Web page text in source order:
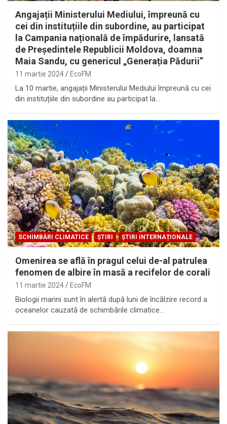
Angajații Ministerului Mediului, împreună cu
cei din instituțiile din subordine, au participat
la Campania națională de împădurire, lansată
de Președintele Republicii Moldova, doamna
Maia Sandu, cu genericul „Generația Pădurii”
11 martie 2024 EcoFM
La 10 martie, angajații Ministerului Mediului împreună cu cei
din instituțiile din subordine au participat la…
SCHIMBĂRI CLIMATICE ȘTIRI ȘTIRI INTERNAȚIONALE
Omenirea se află în pragul celui de-al patrulea
fenomen de albire în masă a recifelor de corali
11 martie 2024 EcoFM
Biologii marini sunt în alertă după luni de încălzire record a
oceanelor cauzată de schimbările climatice…